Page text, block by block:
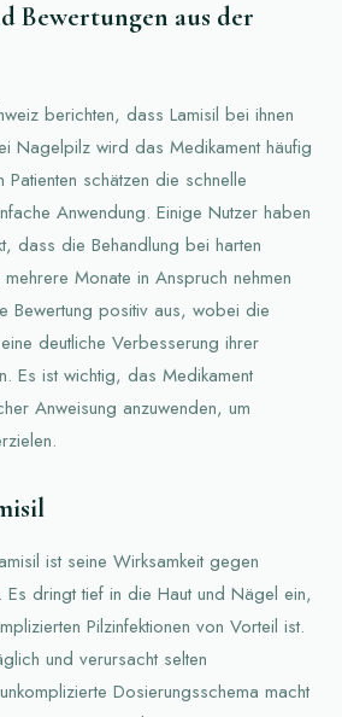
Bewertungen aus der
berichten, dass Lamisil bei ihnen
Nagelpilz wird das Medikament häufig
schätzen die schnelle
Anwendung. Einige Nutzer haben
dass die Behandlung bei harten
Monate in Anspruch nehmen
Bewertung positiv aus, wobei die
deutliche Verbesserung ihrer
Es ist wichtig, das Medikament
Anweisung anzuwenden, um
ist seine Wirksamkeit gegen
Es dringt tief in die Haut und Nägel ein,
Pilzinfektionen von Vorteil ist.
und verursacht selten
Dosierungsschema macht